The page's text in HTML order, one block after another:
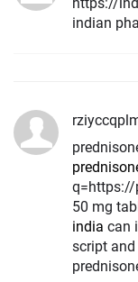
indian
q=https://
50 mg
india can
script and